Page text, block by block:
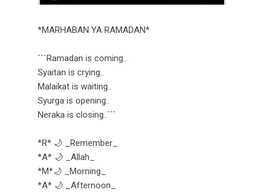
*MARHABAN YA RAMADAN*
```Ramadan is coming..
Syaitan is crying..
Malaikat is waiting..
Syurga is opening..
Neraka is closing..```
*R* 🌙 _Remember_
*A* 🌙 _Allah_
*M*🌙 _Morning_
*A* 🌙 _Afternoon_